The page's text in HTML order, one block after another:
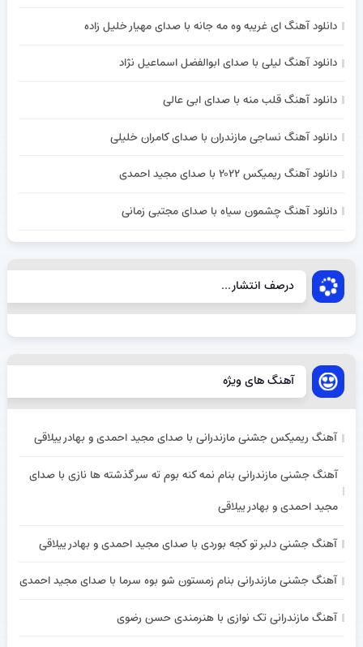
دانلود آهنگ ای غریبه وه مه جانه با صدای مهیار خلیل زاده
دانلود آهنگ لیلی با صدای ابوالفضل اسماعیل نژاد
دانلود آهنگ قلب منه با صدای ابی عالی
دانلود آهنگ نساجی مازندران با صدای کامران خلیلی
دانلود آهنگ ریمیکس ۲۰۲۲ با صدای مجید احمدی
دانلود آهنگ چشمون سیاه با صدای مجتبی زمانی
درصف انتشار...
آهنگ های ویژه
آهنگ ریمیکس جشنی مازندرانی با صدای مجید احمدی و بهادر ییلاقی
آهنگ جشنی مازندرانی بنام نمه کنه بوم ته سر گذشته ها نازی با صدای
مجید احمدی و بهادر ییلاقی
آهنگ جشنی دلبر تو کجه بوردی با صدای مجید احمدی و بهادر ییلاقی
آهنگ جشنی مازندرانی بنام زمستون شو بوه سرما با صدای مجید احمدی
آهنگ مازندرانی تک نوازی با هنرمندی حسن رضوی